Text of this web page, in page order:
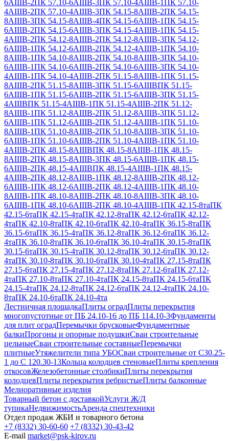
6АIIIВ-2 ПК 57.10-6АIIIВ-3 ПК 57.10-4АIIIВ-1
ПК 57.10-
4АIIIВ-2ПК 57.10-4АIIIВ-3ПК 54.15-8АIIIВ-2ПК 54.15-
8АIIIВ-3ПК 54.15-8АIIIВ-4ПК 54.15-6АIIIВ-1ПК 54.15-
6АIIIВ-2ПК 54.15-6АIIIВ-3ПК 54.15-4АIIIВ-1ПК 54.15-
4АIIIВ-2ПК 54.12-8АIIIВ-2ПК 54.12-8АIIIВ-3ПК 54.12-
6АIIIВ-1ПК 54.12-6АIIIВ-2ПК 54.12-4АIIIВ-1ПК 54.10-
8АIIIВ-1ПК 54.10-8АIIIВ-2ПК 54.10-8АIIIВ-3ПК 54.10-
6АIIIВ-1ПК 54.10-6АIIIВ-2ПК 54.10-6АIIIВ-3ПК 54.10-
4АIIIВ-1ПК 54.10-4АIIIВ-2ПК 51.15-8АIIIВ-1ПК 51.15-
8АIIIВ-2ПК 51.15-8АIIIВ-3ПК 51.15-6АIIIВПК 51.15-
6АIIIВ-1ПК 51.15-6АIIIВ-2ПК 51.15-6АIIIВ-3ПК 51.15-
4АIIIВПК 51.15-4АIIIВ-1ПК 51.15-4АIIIВ-2ПК 51.12-
8АIIIВ-1ПК 51.12-8АIIIВ-2ПК 51.12-8АIIIВ-3ПК 51.12-
6АIIIВ-1ПК 51.12-6АIIIВ-2ПК 51.12-4АIIIВ-1ПК 51.10-
8АIIIВ-1ПК 51.10-8АIIIВ-2ПК 51.10-8АIIIВ-3ПК 51.10-
6АIIIВ-1ПК 51.10-6АIIIВ-2ПК 51.10-4АIIIВ-1ПК 51.10-
4АIIIВ-2ПК 48.15-8АIIIВПК 48.15-8АIIIВ-1ПК 48.15-
8АIIIВ-2ПК 48.15-8АIIIВ-3ПК 48.15-6АIIIВ-1ПК 48.15-
6АIIIВ-2ПК 48.15-4АIIIВПК 48.15-4АIIIВ-1ПК 48.15-
4АIIIВ-2ПК 48.12-8АIIIВ-1ПК 48.12-8АIIIВ-2ПК 48.12-
6АIIIВ-1ПК 48.12-6АIIIВ-2ПК 48.12-4АIIIВ-1ПК 48.10-
8АIIIВ-1ПК 48.10-8АIIIВ-2ПК 48.10-8АIIIВ-3ПК 48.10-
6АIIIВ-1ПК 48.10-6АIIIВ-2ПК 48.10-4АIIIВ-1ПК 42.15-8таПК
42.15-6таПК 42.15-4таПК 42.12-8таПК 42.12-6таПК 42.12-
4таПК 42.10-8таПК 42.10-6таПК 42.10-4таПК 36.15-8таПК
36.15-6таПК 36.15-4таПК 36.12-8таПК 36.12-6таПК 36.12-
4таПК 36.10-8таПК 36.10-6таПК 36.10-4таПК 30.15-8таПК
30.15-6таПК 30.15-4таПК 30.12-8таПК 30.12-6таПК 30.12-
4таПК 30.10-8таПК 30.10-6таПК 30.10-4таПК 27.15-8таПК
27.15-6таПК 27.15-4таПК 27.12-8таПК 27.12-6таПК 27.12-
4таПК 27.10-8таПК 27.10-4таПК 24.15-8таПК 24.15-6таПК
24.15-4таПК 24.12-8таПК 24.12-6таПК 24.12-4таПК 24.10-
8таПК 24.10-6таПК 24.10-4та
Лестничная площадкаПлиты оградПлиты перекрытия
многопустотные от ПБ 24.10-16 до ПБ 114.10-3Фундаменты
для плит оградПеремычки брусковыеФундаментные
балкиПрогоны и опорные подушкиСваи строительные
цельныеСваи строительные составныеПеремычки
плитныеУтяжелители типа УБОСваи строительные от С30.25-
1 до С 120.30-13Кольца колодцев стеновыеПлиты крепления
откосовЖелезобетонные столбикиПлиты перекрытия
колодцевПлиты перекрытия ребристыеПлиты балконные
Мелиоративные изделия
Товарный бетон с доставкойУслуги Ж/Д
тупикаНедвижимостьАренда спецтехники
Отдел продаж ЖБИ и товарного бетона
+7 (8332) 30-60-60 +7 (8332) 30-43-42
E-mail market@psk-kirov.ru